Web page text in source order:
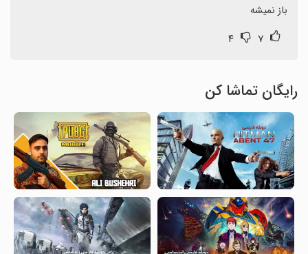
باز نمیشه
۷ ۴
رایگان تماشا کن